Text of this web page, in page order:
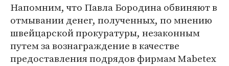
Напомним, что Павла Бородина обвиняют в
отмывании денег, полученных, по мнению
швейцарской прокуратуры, незаконным
путем за вознаграждение в качестве
предоставления подрядов фирмам Mabetex